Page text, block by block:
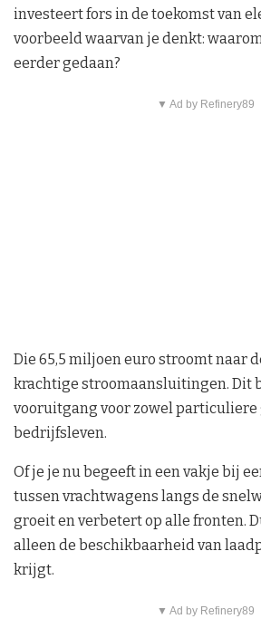
investeert fors in de toekomst van
voorbeeld waarvan je denkt:
eerder gedaan?
▼ Ad by Refinery89
Die 65,5 miljoen euro stroomt naar
krachtige stroomaansluitingen. Dit
vooruitgang voor zowel
bedrijfsleven.
Of je je nu begeeft in een vakje bij
tussen vrachtwagens langs de
groeit en verbetert op alle fronten.
alleen de beschikbaarheid van
krijgt.
▼ Ad by Refinery89